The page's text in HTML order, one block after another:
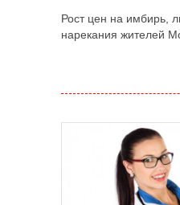
Рост цен на имбирь,
нарекания жителей